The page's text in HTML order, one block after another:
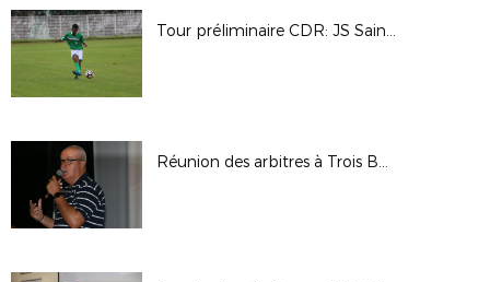
Tour préliminaire CDR: JS Sainte Annoise - AS Saint Louisienne ( 1-2 AP )
Réunion des arbitres à Trois Bassins